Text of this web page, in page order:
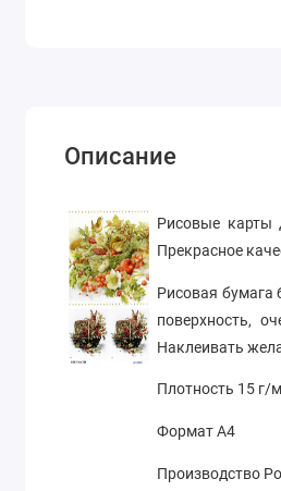
Описание
Рисовые карты
Прекрасное
Рисовая бумага
поверхность,
Наклеивать
Плотность 15 г/
Формат А4
Производство